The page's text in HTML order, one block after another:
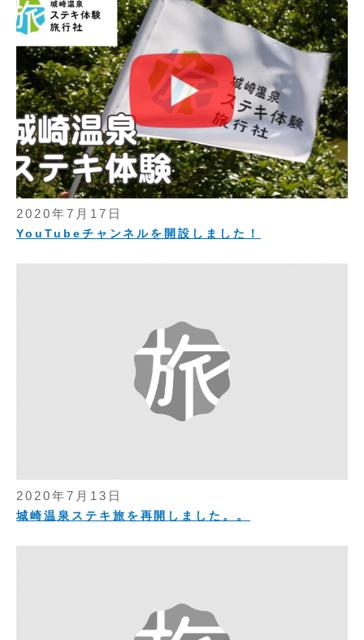
2020年7月17日
YouTubeチャンネルを開設しました！
2020年7月13日
城崎温泉ステキ旅を再開しました。。